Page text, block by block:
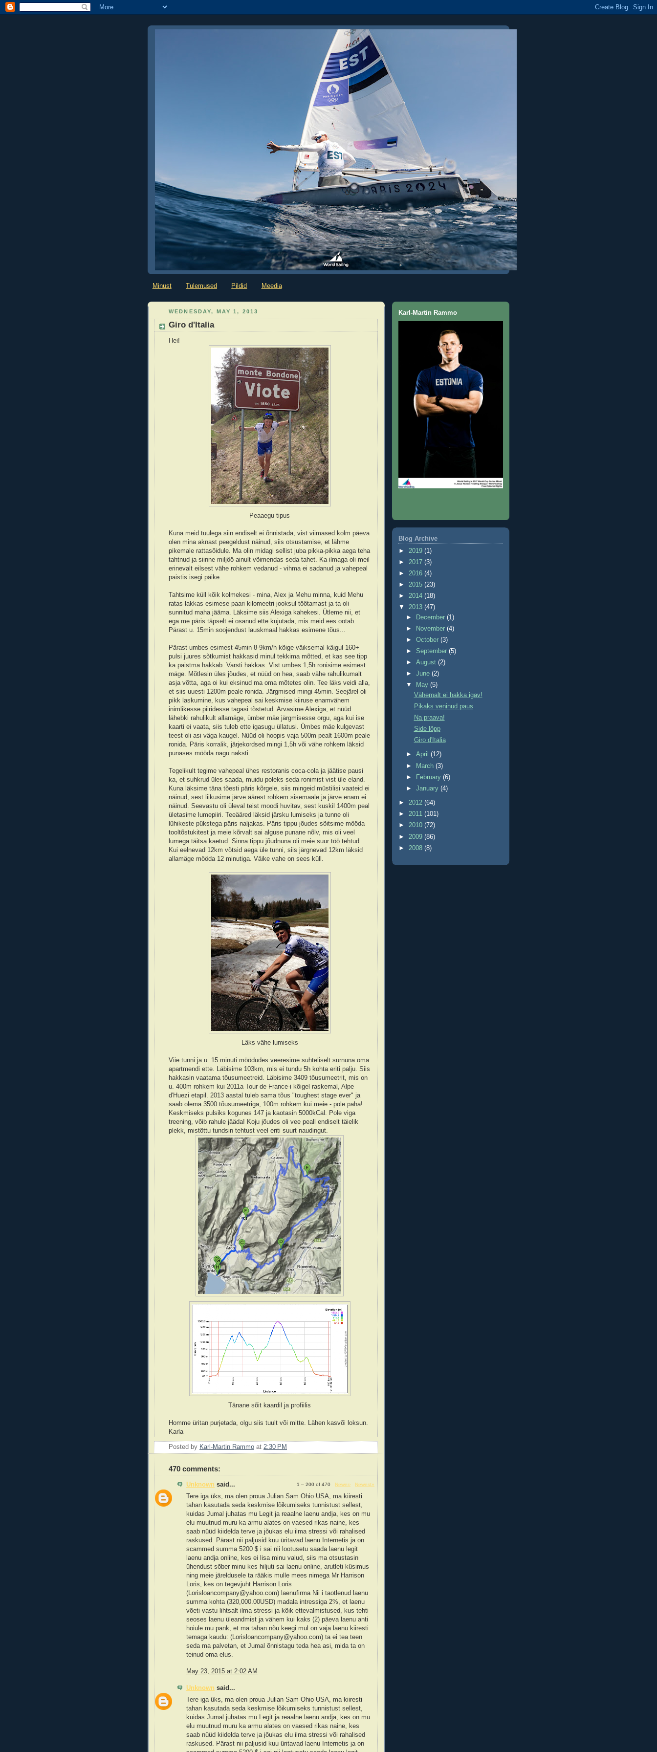
Minust Tulemused Pildid Meedia
WEDNESDAY, MAY 1, 2013
Giro d'Italia
Hei!
Peaaegu tipus
Kuna meid tuulega siin endiselt ei õnnistada, vist viimased kolm päeva
olen mina aknast peegeldust näinud, siis otsustamise, et lähme
pikemale rattasõidule. Ma olin midagi sellist juba pikka-pikka aega teha
tahtnud ja siinne miljöö ainult võimendas seda tahet. Ka ilmaga oli meil
erinevalt eilsest vähe rohkem vedanud - vihma ei sadanud ja vahepeal
paistis isegi päike.
Tahtsime küll kõik kolmekesi - mina, Alex ja Mehu minna, kuid Mehu
ratas lakkas esimese paari kilomeetri jooksul töötamast ja ta oli
sunnitud maha jääma. Läksime siis Alexiga kahekesi. Ütleme nii, et
ega me päris täpselt ei osanud ette kujutada, mis meid ees ootab.
Pärast u. 15min soojendust lauskmaal hakkas esimene tõus...
Pärast umbes esimest 45min 8-9km/h kõige väiksemal käigul 160+
pulsi juures sõtkumist hakkasid minul tekkima mõtted, et kas see tipp
ka paistma hakkab. Varsti hakkas. Vist umbes 1,5h ronisime esimest
mäge. Mõtlesin üles jõudes, et nüüd on hea, saab vähe rahulikumalt
asja võtta, aga oi kui eksinud ma oma mõtetes olin. Tee läks veidi alla,
et siis uuesti 1200m peale ronida. Järgmised mingi 45min. Seejärel oli
pikk laskumine, kus vahepeal sai keskmise kiiruse enamvähem
inimlikesse piiridesse tagasi tõstetud. Arvasime Alexiga, et nüüd
lähebki rahulikult allamäge, ümber mäe järgmisesse orgu, aga kui ise
kaarti ei vaata, siis tuleb ette igasugu üllatusi. Ümbes mäe kulgevast
teest oli asi väga kaugel. Nüüd oli hoopis vaja 500m pealt 1600m peale
ronida. Päris korralik, järjekordsed mingi 1,5h või vähe rohkem läksid
punases mööda nagu naksti.
Tegelikult tegime vahepeal ühes restoranis coca-cola ja jäätise pausi
ka, et suhkrud üles saada, muidu poleks seda ronimist vist üle eland.
Kuna läksime täna tõesti päris kõrgele, siis mingeid müstilisi vaateid ei
näinud, sest liikusime järve äärest rohkem sisemaale ja järve enam ei
näinud. Seevastu oli üleval teist moodi huvitav, sest kuskil 1400m peal
ületasime lumepiiri. Teeääred läksid järsku lumiseks ja tunne oli
lühikeste pükstega päris naljakas. Päris tippu jõudes sõitsime mööda
tooltõstukitest ja meie kõrvalt sai alguse punane nõlv, mis oli veel
lumega täitsa kaetud. Sinna tippu jõudnuna oli meie suur töö tehtud.
Kui eelnevad 12km võtsid aega üle tunni, siis järgnevad 12km läksid
allamäge mööda 12 minutiga. Väike vahe on sees küll.
Läks vähe lumiseks
Viie tunni ja u. 15 minuti möödudes veeresime suhteliselt surnuna oma
apartmendi ette. Läbisime 103km, mis ei tundu 5h kohta eriti palju. Siis
hakkasin vaatama tõusumeetreid. Läbisime 3409 tõusumeetrit, mis on
u. 400m rohkem kui 2011a Tour de France-i kõigel raskemal, Alpe
d'Huezi etapil. 2013 aastal tuleb sama tõus "toughest stage ever" ja
saab olema 3500 tõusumeetriga, 100m rohkem kui meie - pole paha!
Keskmiseks pulsiks kogunes 147 ja kaotasin 5000kCal. Pole viga
treening, võib rahule jääda! Koju jõudes oli vee peall endiselt täielik
plekk, mistõttu tundsin tehtust veel eriti suurt naudingut.
Tänane sõit kaardil ja profiilis
Homme üritan purjetada, olgu siis tuult või mitte. Lähen kasvõi loksun.
Karla
Posted by Karl-Martin Rammo at 2:30 PM
470 comments:
1 – 200 of 470 Newer› Newest»
Unknown said...
Tere iga üks, ma olen proua Julian Sam Ohio USA, ma kiiresti
tahan kasutada seda keskmise lõikumiseks tunnistust sellest,
kuidas Jumal juhatas mu Legit ja reaalne laenu andja, kes on mu
elu muutnud muru ka armu alates on vaesed rikas naine, kes
saab nüüd kiidelda terve ja jõukas elu ilma stressi või rahalised
raskused. Pärast nii paljusid kuu üritavad laenu Internetis ja on
scammed summa 5200 $ i sai nii lootusetu saada laenu legit
laenu andja online, kes ei lisa minu valud, siis ma otsustasin
ühendust sõber minu kes hiljuti sai laenu online, arutleti küsimus
ning meie järeldusele ta rääkis mulle mees nimega Mr Harrison
Loris, kes on tegevjuht Harrison Loris
(Lorisloancompany@yahoo.com) laenufirma Nii i taotlenud laenu
summa kohta (320,000.00USD) madala intressiga 2%, et laenu
võeti vastu lihtsalt ilma stressi ja kõik ettevalmistused, kus tehti
seoses laenu üleandmist ja vähem kui kaks (2) päeva laenu anti
hoiule mu pank, et ma tahan nõu keegi mul on vaja laenu kiiresti
temaga kaudu: (Lorisloancompany@yahoo.com) ta ei tea teen
seda ma palvetan, et Jumal õnnistagu teda hea asi, mida ta on
teinud oma elus.
May 23, 2015 at 2:02 AM
Unknown said...
Tere iga üks, ma olen proua Julian Sam Ohio USA, ma kiiresti
tahan kasutada seda keskmise lõikumiseks tunnistust sellest,
kuidas Jumal juhatas mu Legit ja reaalne laenu andja, kes on mu
elu muutnud muru ka armu alates on vaesed rikas naine, kes
saab nüüd kiidelda terve ja jõukas elu ilma stressi või rahalised
raskused. Pärast nii paljusid kuu üritavad laenu Internetis ja on
Karl-Martin Rammo
Blog Archive
► 2019 (1)
► 2017 (3)
► 2016 (4)
► 2015 (23)
► 2014 (18)
▼ 2013 (47)
►
December(1)
►
November(4)
►October(3)
► September(5)
►August(2)
►June(2)
▼
May(5)
Vähemalt ei hakka igav!
Pikaks veninud paus
Na praava!
Side lõpp
Giro d'Italia
►April(12)
►
March(3)
►
February(6)
►January(4)
► 2012 (64)
► 2011 (101)
► 2010 (72)
► 2009 (86)
► 2008 (8)